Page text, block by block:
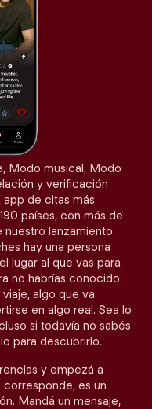
Modo musical, Modo
y verificación
de citas más
países, con más de
lanzamiento.
hay una persona
lugar al que vas para
no habrías conocido:
algo que va
en algo real. Sea lo
si todavía no sabés
para descubrirlo.
y empezá a
corresponde, es un
Mandá un mensaje,